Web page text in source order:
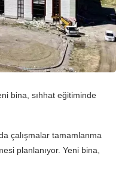
bina, sıhhat eğitiminde
çalışmalar tamamlanma
planlanıyor. Yeni bina,